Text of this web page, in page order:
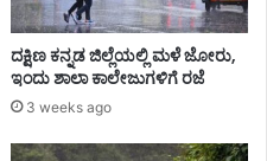
ದಕ್ಷಿಣ ಕನ್ನಡ ಜಿಲ್ಲೆಯಲ್ಲಿ ಮಳೆ ಜೋರು,
ಇಂದು ಶಾಲಾ ಕಾಲೇಜುಗಳಿಗೆ ರಜೆ
3 weeks ago